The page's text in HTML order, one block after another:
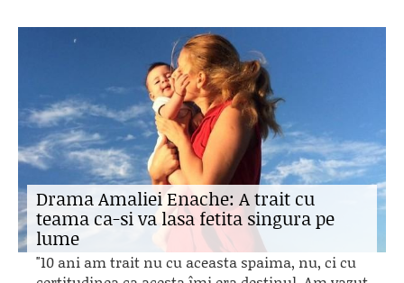
Drama Amaliei Enache: A trait cu
teama ca-si va lasa fetita singura pe
lume
"10 ani am trait nu cu aceasta spaima, nu, ci cu